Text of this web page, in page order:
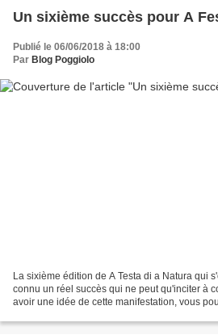
Un sixième succès pour A
Publié le 06/06/2018 à 18:00
Par Blog Poggiolo
La sixième édition de A Testa di a Natura qui
connu un réel succès qui ne peut qu'inciter à
avoir une idée de cette manifestation, vous